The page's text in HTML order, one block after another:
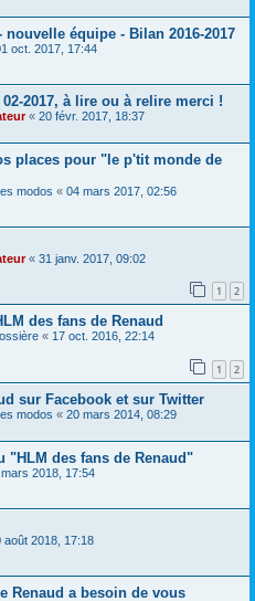
nouvelle équipe - Bilan 2016-2017
oct. 2017, 17:44
2017, à lire ou à relire merci !
« 20 févr. 2017, 18:37
places pour "le p'tit monde de
modos « 04 mars 2017, 02:56
« 31 janv. 2017, 09:02
1 2
des fans de Renaud
« 17 oct. 2016, 22:14
1 2
sur Facebook et sur Twitter
modos « 20 mars 2014, 08:29
"HLM des fans de Renaud"
mars 2018, 17:54
août 2018, 17:18
Renaud a besoin de vous